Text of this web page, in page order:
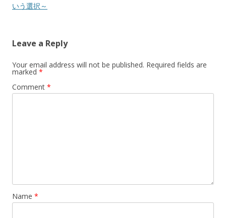
いう選択～
Leave a Reply
Your email address will not be published. Required fields are
marked *
Comment *
Name *